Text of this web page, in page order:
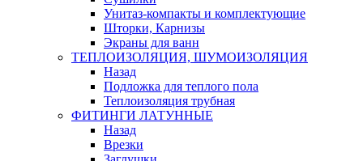
Унитаз-компакты и комплектующие
Шторки, Карнизы
Экраны для ванн
ТЕПЛОИЗОЛЯЦИЯ, ШУМОИЗОЛЯЦИЯ
Назад
Подложка для теплого пола
Теплоизоляция трубная
ФИТИНГИ ЛАТУННЫЕ
Назад
Врезки